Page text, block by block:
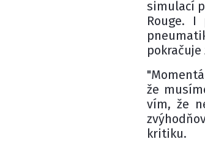
simulací
Rouge.
že
vím, že
kritiku.